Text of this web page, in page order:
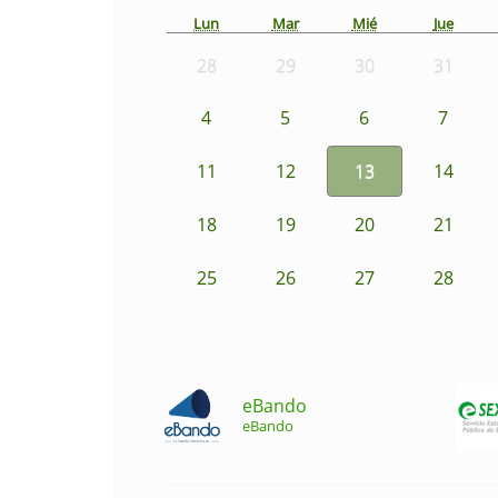
Lun Mar Mié Jue
28 29 30 31
4 5 6 7
11 12 13 14
18 19 20 21
25 26 27 28
eBando
eBando